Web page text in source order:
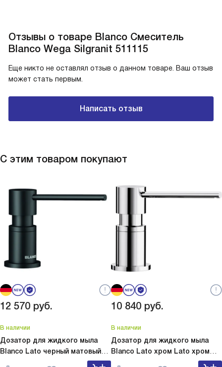
Отзывы о товаре Blanco Смеситель
Blanco Wega Silgranit 511115
Еще никто не оставлял отзыв о данном товаре. Ваш отзыв
может стать первым.
Написать отзыв
С этим товаром покупают
12 570 руб.
В наличии
Дозатор для жидкого мыла
Blanco Lato черный матовый
Lato черный матовый 525789
10 840 руб.
В наличии
Дозатор для жидкого мыла
Blanco Lato хром Lato хром